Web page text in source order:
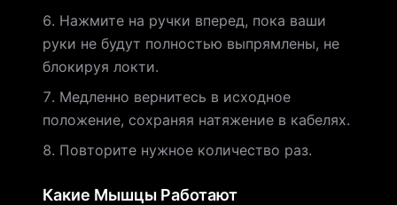
Нажмите на ручки вперед, пока ваши
руки не будут полностью выпрямлены, не
блокируя локти.
Медленно вернитесь в исходное
положение, сохраняя натяжение в кабелях.
Повторите нужное количество раз.
Какие Мышцы Работают